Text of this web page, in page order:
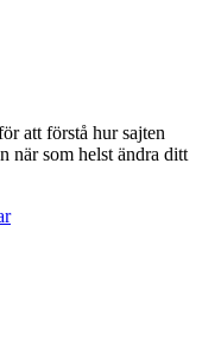
att förstå hur sajten
när som helst ändra ditt